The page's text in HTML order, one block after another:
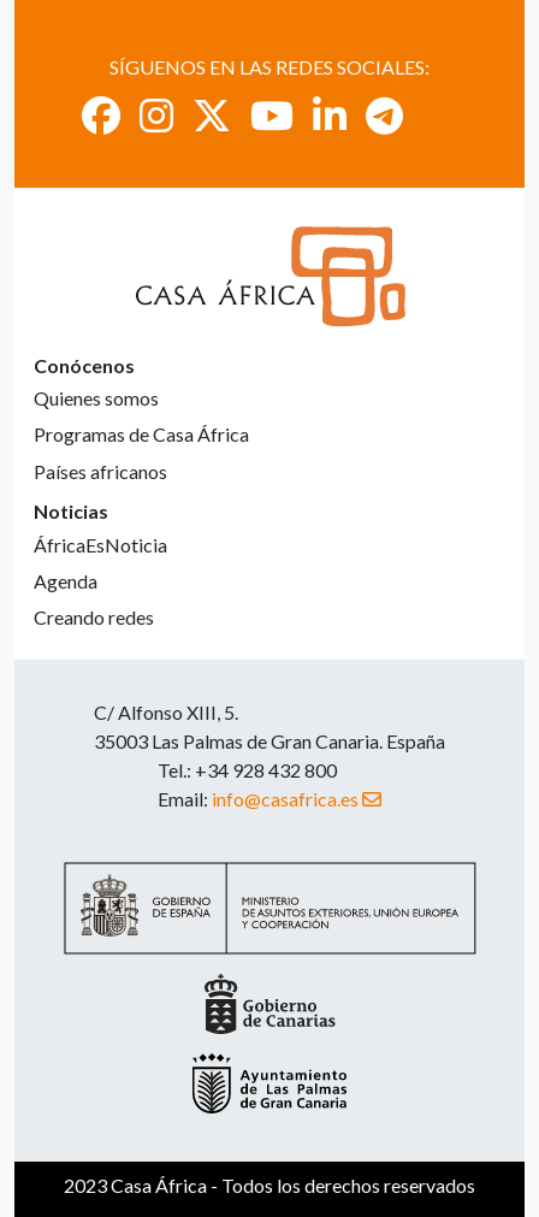
SÍGUENOS EN LAS REDES SOCIALES:
Conócenos
Quienes somos
Programas de Casa África
Países africanos
Noticias
ÁfricaEsNoticia
Agenda
Creando redes
C/ Alfonso XIII, 5.
35003 Las Palmas de Gran Canaria. España
Tel.: +34 928 432 800
Email: info@casafrica.es
2023 Casa África - Todos los derechos reservados